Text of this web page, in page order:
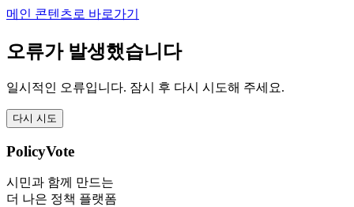
메인 콘텐츠로 바로가기
오류가 발생했습니다
일시적인 오류입니다. 잠시 후 다시 시도해 주세요.
다시 시도
PolicyVote
시민과 함께 만드는
더 나은 정책 플랫폼